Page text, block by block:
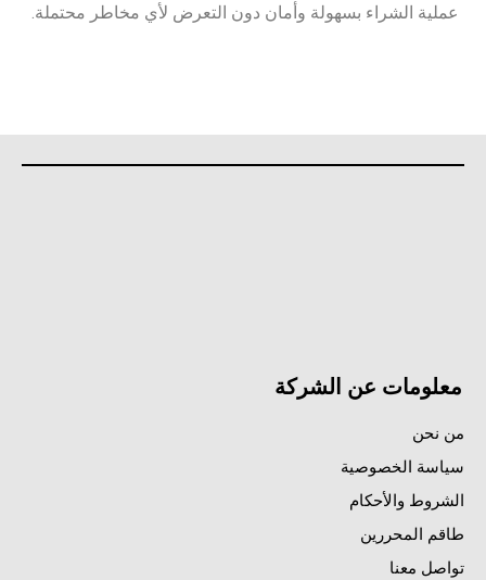
عملية الشراء بسهولة وأمان دون التعرض لأي مخاطر محتملة.
معلومات عن الشركة
من نحن
سياسة الخصوصية
الشروط والأحكام
طاقم المحررين
تواصل معنا